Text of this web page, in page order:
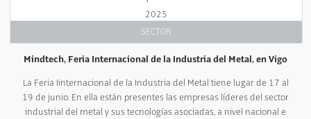
2025
SECTOR
Mindtech, Feria Internacional de la Industria del Metal, en Vigo
La Feria Iinternacional de la Industria del Metal tiene lugar de 17 al
19 de junio. En ella están presentes las empresas líderes del sector
industrial del metal y sus tecnologías asociadas, a nivel nacional e